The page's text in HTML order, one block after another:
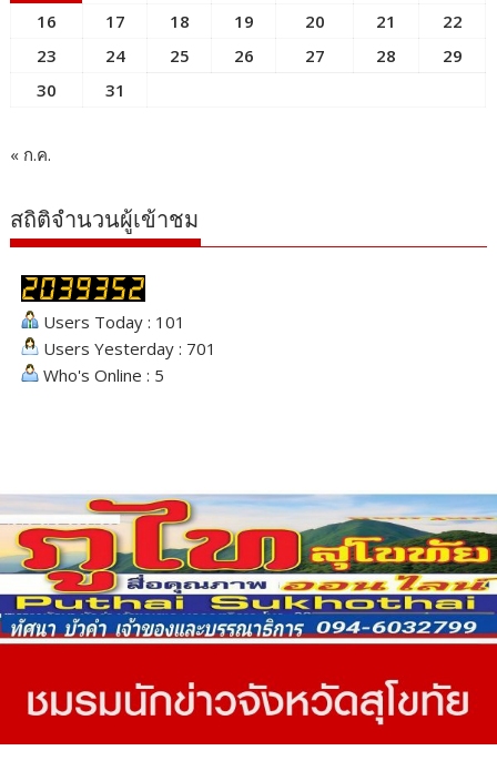
16
17 18 19 20 21
22
23
24 25 26 27 28
29
30
31
« ก.ค.
สถิติจำนวนผู้เข้าชม
Users Today : 101
Users Yesterday : 701
Who's Online : 5